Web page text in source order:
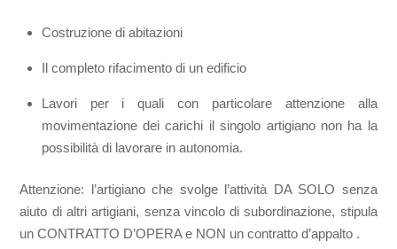
Costruzione di abitazioni
Il completo rifacimento di un edificio
Lavori per i quali con particolare attenzione alla
movimentazione dei carichi il singolo artigiano non ha la
possibilità di lavorare in autonomia.
Attenzione: l’artigiano che svolge l’attività DA SOLO senza
aiuto di altri artigiani, senza vincolo di subordinazione, stipula
un CONTRATTO D’OPERA e NON un contratto d’appalto .